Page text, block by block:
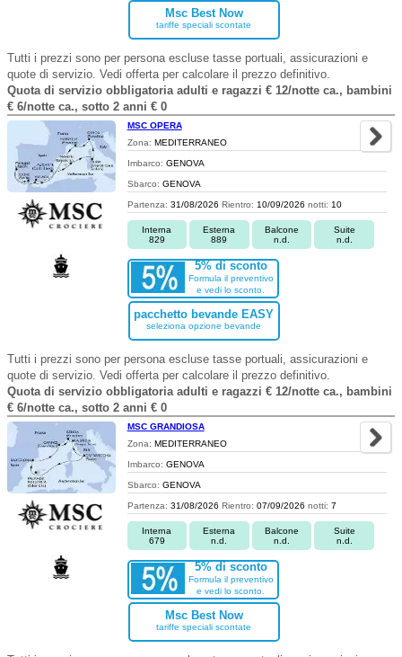
Msc Best Now
tariffe speciali scontate
Tutti i prezzi sono per persona escluse tasse portuali, assicurazioni e
quote di servizio. Vedi offerta per calcolare il prezzo definitivo.
Quota di servizio obbligatoria adulti e ragazzi € 12/notte ca., bambini
€ 6/notte ca., sotto 2 anni € 0
MSC OPERA
Zona: MEDITERRANEO
Imbarco: GENOVA
Sbarco: GENOVA
Partenza: 31/08/2026 Rientro: 10/09/2026 notti: 10
Interna
829
Esterna
889
Balcone
n.d.
Suite
n.d.
5% di sconto
Formula il preventivo
e vedi lo sconto.
pacchetto bevande EASY
seleziona opzione bevande
Tutti i prezzi sono per persona escluse tasse portuali, assicurazioni e
quote di servizio. Vedi offerta per calcolare il prezzo definitivo.
Quota di servizio obbligatoria adulti e ragazzi € 12/notte ca., bambini
€ 6/notte ca., sotto 2 anni € 0
MSC GRANDIOSA
Zona: MEDITERRANEO
Imbarco: GENOVA
Sbarco: GENOVA
Partenza: 31/08/2026 Rientro: 07/09/2026 notti: 7
Interna
679
Esterna
n.d.
Balcone
n.d.
Suite
n.d.
5% di sconto
Formula il preventivo
e vedi lo sconto.
Msc Best Now
tariffe speciali scontate